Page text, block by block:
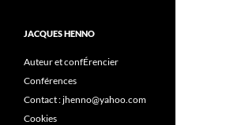
JACQUES HENNO
Auteur et confÉrencier
Conférences
Contact : jhenno@yahoo.com
Cookies